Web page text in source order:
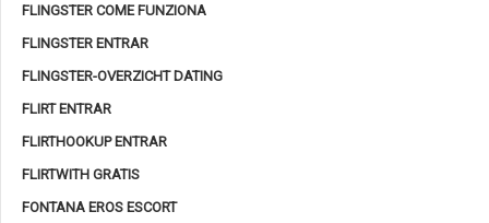
FLINGSTER COME FUNZIONA
FLINGSTER ENTRAR
FLINGSTER-OVERZICHT DATING
FLIRT ENTRAR
FLIRTHOOKUP ENTRAR
FLIRTWITH GRATIS
FONTANA EROS ESCORT